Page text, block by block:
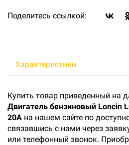
Поделитесь ссылкой:
Характеристики
Купить товар приведенный на
Двигатель бензиновый Loncin
20А на нашем сайте по
связавшись с нами через
или телефонный звонок.